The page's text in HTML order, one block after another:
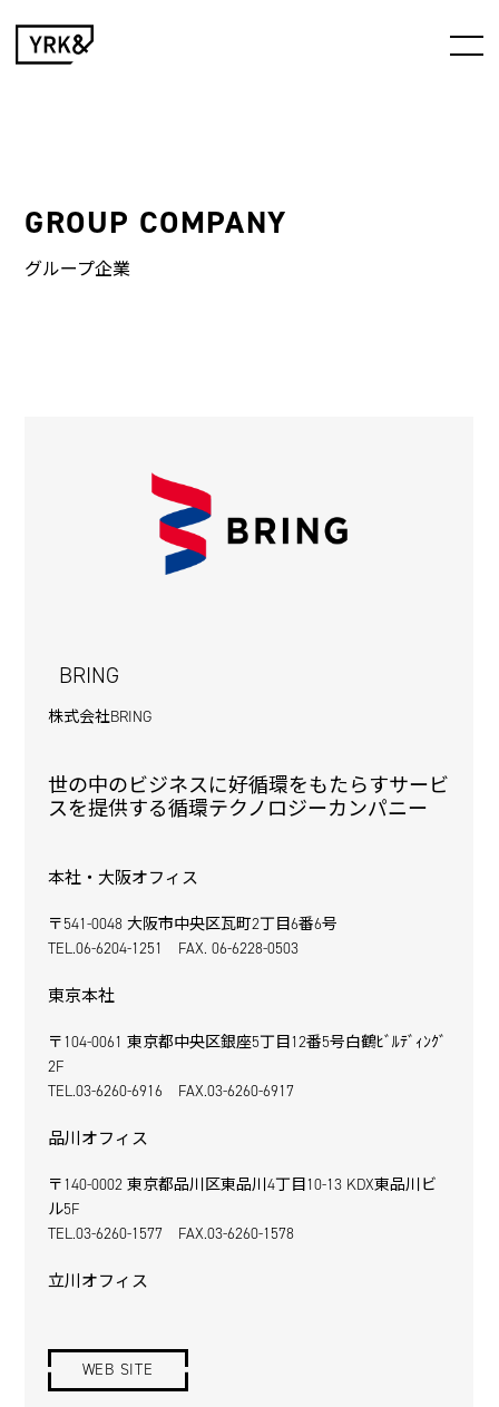
GROUP COMPANY
グループ企業
BRING
株式会社BRING
世の中のビジネスに好循環をもたらすサービ
スを提供する循環テクノロジーカンパニー
本社・大阪オフィス
〒541-0048 大阪市中央区瓦町2丁目6番6号
TEL.06-6204-1251 FAX. 06-6228-0503
東京本社
〒104-0061 東京都中央区銀座5丁目12番5号白鶴ﾋﾞﾙﾃﾞｨﾝｸﾞ
2F
TEL.03-6260-6916 FAX.03-6260-6917
品川オフィス
〒140-0002 東京都品川区東品川4丁目10-13 KDX東品川ビ
ル5F
TEL.03-6260-1577 FAX.03-6260-1578
立川オフィス
WEB SITE